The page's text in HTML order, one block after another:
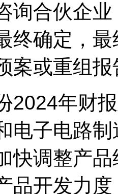
询合伙企
终确定，
案或重组
年财报
电子电路
快调整产
品开发力